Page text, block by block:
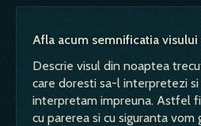
Afla acum semnificatia visului
Descrie visul din noaptea
care doresti sa-l interpretezi si
interpretam impreuna. Astfel
cu parerea si cu siguranta